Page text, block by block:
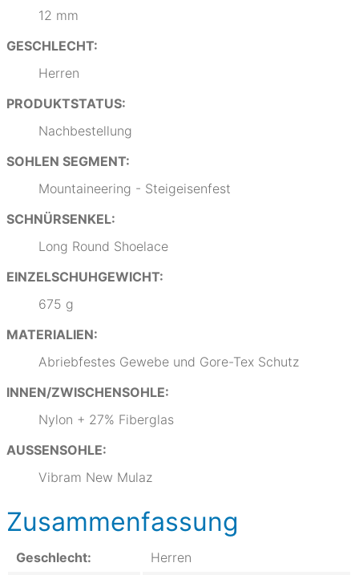
12 mm
GESCHLECHT:
Herren
PRODUKTSTATUS:
Nachbestellung
SOHLEN SEGMENT:
Mountaineering - Steigeisenfest
SCHNÜRSENKEL:
Long Round Shoelace
EINZELSCHUHGEWICHT:
675 g
MATERIALIEN:
Abriebfestes Gewebe und Gore-Tex Schutz
INNEN/ZWISCHENSOHLE:
Nylon + 27% Fiberglas
AUSSENSOHLE:
Vibram New Mulaz
Zusammenfassung
Geschlecht: Herren